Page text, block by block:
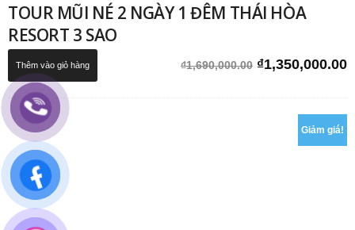
TOUR MŨI NÉ 2 NGÀY 1 ĐÊM THÁI HÒA
RESORT 3 SAO
₫1,690,000.00 Giá
₫1,690,000.00.
₫1,350,000.00
Thêm vào giỏ hàng
Giảm giá!